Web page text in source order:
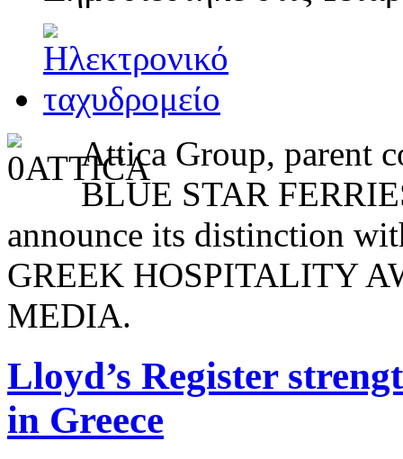
Attica Group, parent
BLUE STAR
announce its distinction
GREEK HOSPITALITY
MEDIA.
Lloyd’s Register
in Greece